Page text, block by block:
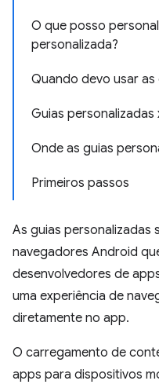
O que posso
personalizada?
Quando devo usar as
Guias
Onde as guias
Primeiros passos
As guias personalizadas
navegadores Android
desenvolvedores de
uma experiência de
diretamente no app.
O carregamento de
apps para dispositivos